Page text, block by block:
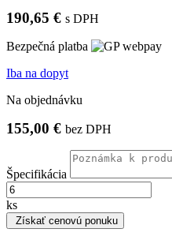
190,65 € s DPH
Bezpečná platba
Iba na dopyt
Na objednávku
155,00 € bez DPH
Špecifikácia
ks
Získať cenovú ponuku